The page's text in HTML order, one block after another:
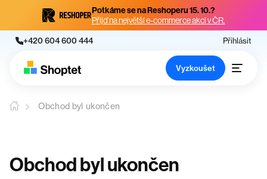
Potkáme se na Reshoperu 15. 10.?
Přijď na největší e-commerce akci v ČR.
+420 604 600 444 Přihlásit
Vyzkoušet
Obchod byl ukončen
Obchod byl ukončen